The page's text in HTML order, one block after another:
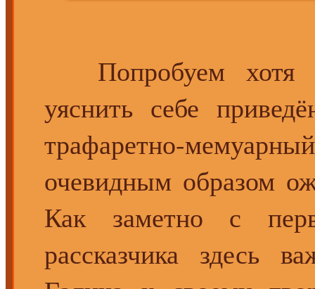
Попробуем хотя
уяснить себе
трафаретно-
очевидным образом
Как заметно с
рассказчика здесь